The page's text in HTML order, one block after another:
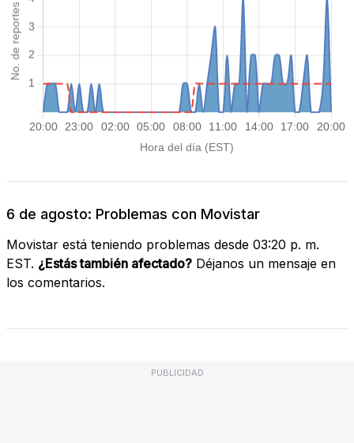
6 de agosto: Problemas con Movistar
Movistar está teniendo problemas desde 03:20 p. m.
EST. ¿Estás también afectado? Déjanos un mensaje en
los comentarios.
PUBLICIDAD